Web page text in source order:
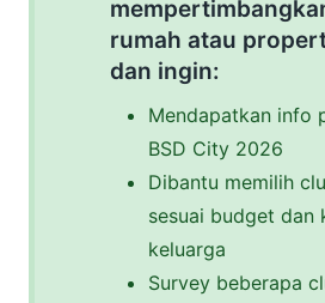
rumah atau
dan ingin:
Mendapatkan info
BSD City 2026
Dibantu memilih
sesuai budget dan
keluarga
Survey beberapa